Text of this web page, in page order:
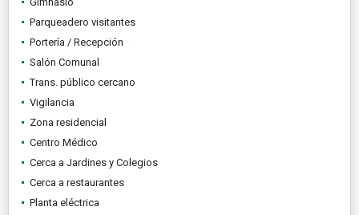
Parqueadero visitantes
Portería / Recepción
Salón Comunal
Trans. público cercano
Vigilancia
Zona residencial
Centro Médico
Cerca a Jardines y Colegios
Cerca a restaurantes
Planta eléctrica